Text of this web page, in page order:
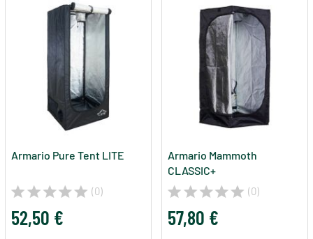
Armario Pure Tent LITE
(0)
52,50 €
Armario Mammoth
CLASSIC+
(0)
57,80 €